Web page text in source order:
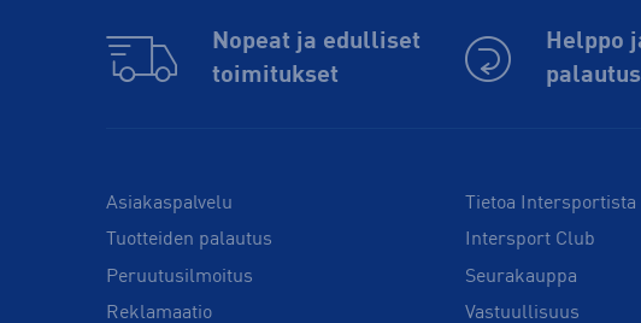
Nopeat ja edulliset
toimitukset
Helppo
palautus
Asiakaspalvelu
Tuotteiden palautus
Peruutusilmoitus
Reklamaatio
Tietoa Intersportista
Intersport Club
Seurakauppa
Vastuullisuus